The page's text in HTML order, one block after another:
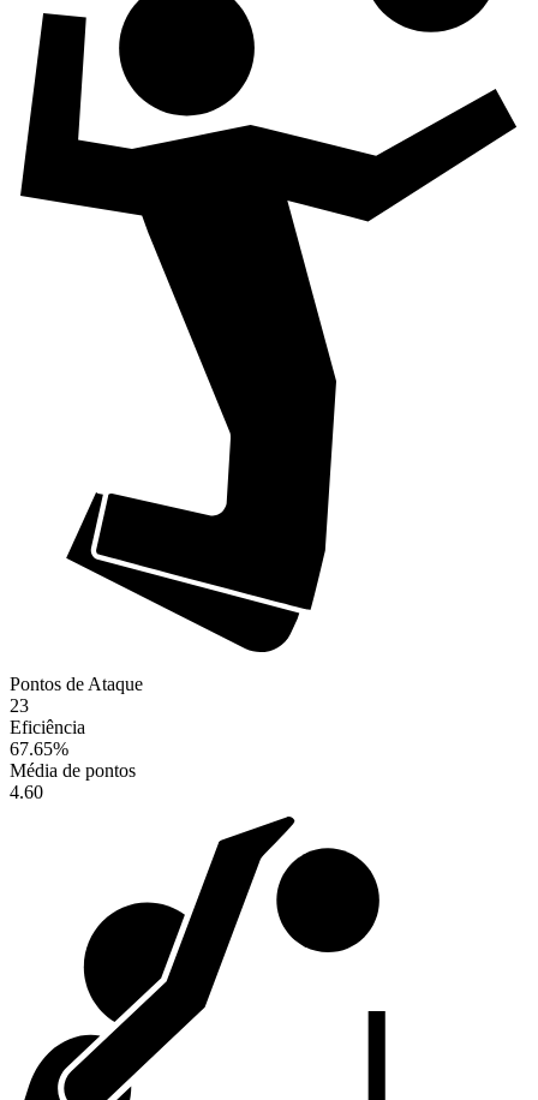
Pontos de Ataque
23
Eficiência
67.65%
Média de pontos
4.60